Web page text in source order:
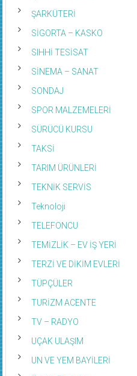
ŞARKÜTERİ
SİGORTA – KASKO
SIHHİ TESİSAT
SİNEMA – SANAT
SONDAJ
SPOR MALZEMELERİ
SÜRÜCÜ KURSU
TAKSİ
TARIM ÜRÜNLERİ
TEKNİK SERVİS
Teknoloji
TELEFONCU
TEMİZLİK – EV İŞ YERİ
TERZİ VE DİKİM EVLERİ
TÜPÇÜLER
TURİZM ACENTE
TV – RADYO
UÇAK ULAŞIM
UN VE YEM BAYİLERİ